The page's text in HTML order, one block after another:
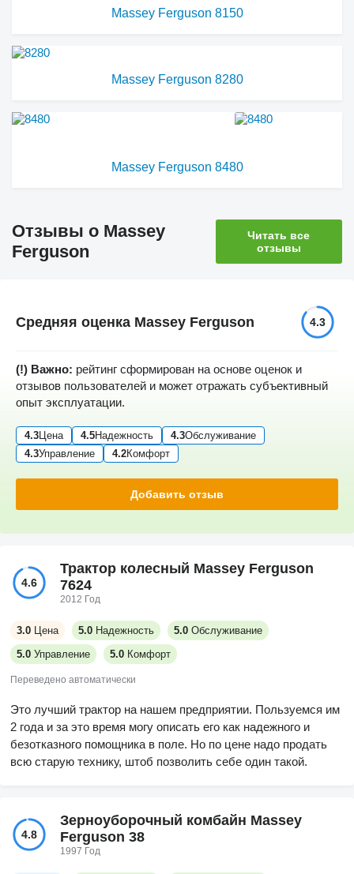
Massey Ferguson 8150
Massey Ferguson 8280
Massey Ferguson 8480
Отзывы о Massey
Ferguson
Читать все
отзывы
Средняя оценка Massey Ferguson 4.3
(!) Важно: рейтинг сформирован на основе оценок и
отзывов пользователей и может отражать субъективный
опыт эксплуатации.
4.3Цена 4.5Надежность 4.3Обслуживание
4.3Управление 4.2Комфорт
Добавить отзыв
4.6
Трактор колесный Massey Ferguson
7624
2012 Год
3.0 Цена 5.0 Надежность 5.0 Обслуживание
5.0 Управление 5.0 Комфорт
Переведено автоматически
Это лучший трактор на нашем предприятии. Пользуемся им
2 года и за это время могу описать его как надежного и
безотказного помощника в поле. Но по цене надо продать
всю старую технику, штоб позволить себе один такой.
4.8
Зерноуборочный комбайн Massey
Ferguson 38
1997 Год